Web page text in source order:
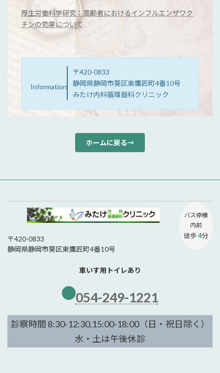
厚生労働科学研究：高齢者におけるインフルエンザワク
チンの効果について
Information
〒420-0833
静岡県静岡市葵区東鷹匠町4番10号
みたけ内科循環器科クリニック
ホームに戻る→
〒420-0833
静岡県静岡市葵区東鷹匠町4番10号
バス停横
内前
徒歩4分
車いす用トイレあり
054-249-1221
診察時間 8:30-12:30,15:00-18:00（日・祝日除く）
水・土は午後休診